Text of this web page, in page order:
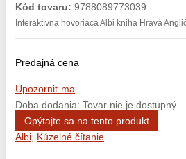
Kód tovaru: 9788089773039
Interaktívna hovoriaca Albi kniha Hravá
Predajná cena
Upozorniť ma
Doba dodania: Tovar nie je dostupný
Opýtajte sa na tento produkt
Albi Kúzelné čítanie